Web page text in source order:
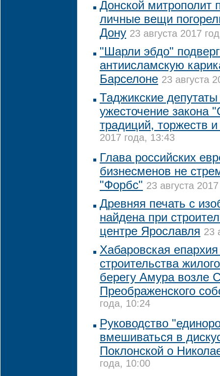
Донской митрополит
личные вещи
Дону 23 августа 2017
"Шарли эбдо"
антиисламскую
Барселоне 23 августа
Таджикские
ужесточение закона
традиций, торжеств
2017 года, 13:43
Глава российских
бизнесменов не
"Форбс" 23 августа
Древняя печать с
найдена при
центре Ярославля 23
Хабаровская
строительства
берегу Амура возле
Преображенского
года, 10:24
Руководство
вмешиваться в
Поклонской о
года, 10:00